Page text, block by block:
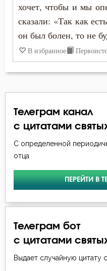
Помощь Божия
Порок
Промысел Божий
Раздражительность
Раскаяние
Свобода воли
Святость
хочет, чтобы и мы
сказали: «Так как
он был болен, то не
В избранное
Телеграм канал
с цитатами
С определенной
отца
ПЕРЕЙТИ В
Телеграм бот
с цитатами
Выдает случайную цитату